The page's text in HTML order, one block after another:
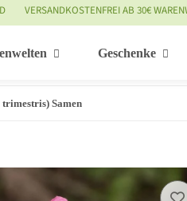
VERSANDKOSTENFREI AB 30€
Geschenke
Samen